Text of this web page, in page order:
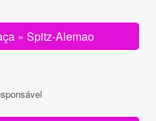
» Spitz-Alemao